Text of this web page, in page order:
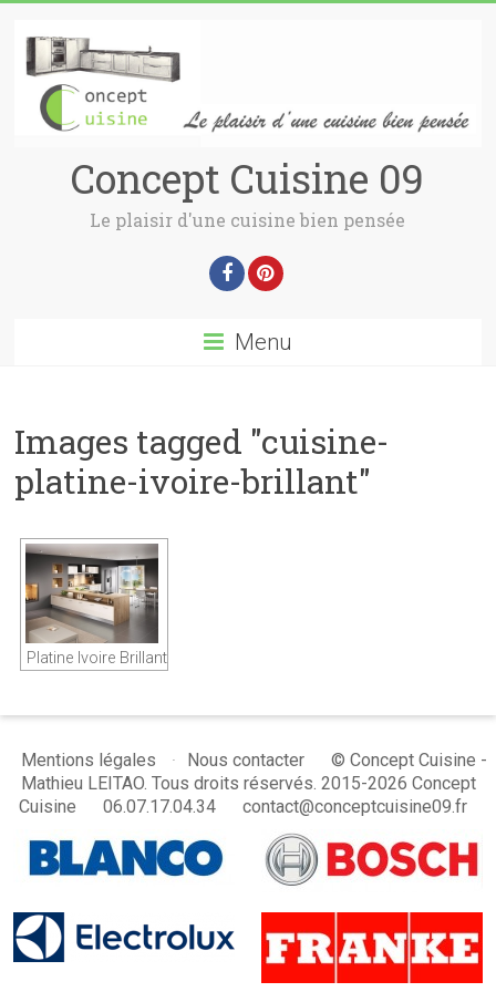
Concept Cuisine 09
Le plaisir d'une cuisine bien pensée
Menu
Images tagged "cuisine-
platine-ivoire-brillant"
Platine Ivoire Brillant
Mentions légales Nous contacter
© Concept Cuisine -
Mathieu LEITAO. Tous droits réservés. 2015-2026 Concept
Cuisine
06.07.17.04.34 contact@conceptcuisine09.fr